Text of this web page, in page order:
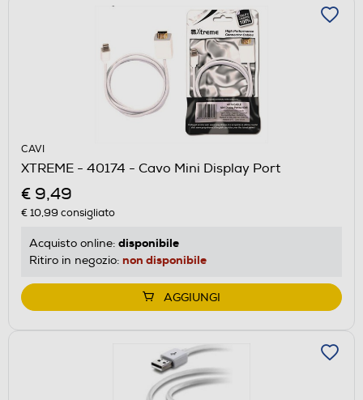
CAVI
XTREME - 40174 - Cavo Mini Display Port
€ 9,49
€ 10,99 consigliato
Acquisto online: disponibile
Ritiro in negozio: non disponibile
AGGIUNGI